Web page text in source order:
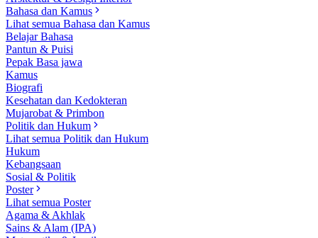
Bahasa dan Kamus
Lihat semua Bahasa dan Kamus
Belajar Bahasa
Pantun & Puisi
Pepak Basa jawa
Kamus
Biografi
Kesehatan dan Kedokteran
Mujarobat & Primbon
Politik dan Hukum
Lihat semua Politik dan Hukum
Hukum
Kebangsaan
Sosial & Politik
Poster
Lihat semua Poster
Agama & Akhlak
Sains & Alam (IPA)